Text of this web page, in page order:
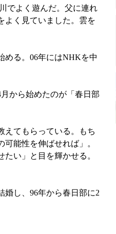
でよく遊んだ。父に連れ
よく見ていました。雲を
める。06年にはNHKを中
から始めたのが「春日部
えてもらっている。もち
能性を伸ばせれば」。
い」と目を輝かせる。
し、96年から春日部に2